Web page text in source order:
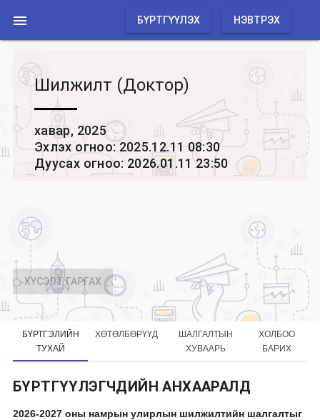
 БҮРТГҮҮЛЭХ НЭВТРЭХ
Шилжилт (Доктор)
хавар, 2025
Эхлэх огноо: 2025.12.11 08:30
Дуусах огноо: 2026.01.11 23:50
ХҮСЭЛТ ГАРГАХ
БҮРТГЭЛИЙН
ТУХАЙ
ХӨТӨЛБӨРҮҮД
ШАЛГАЛТЫН
ХУВААРЬ
ХОЛБОО
БАРИХ
БҮРТГҮҮЛЭГЧДИЙН АНХААРАЛД
2026-2027 оны намрын улирлын шилжилтийн шалгалтыг